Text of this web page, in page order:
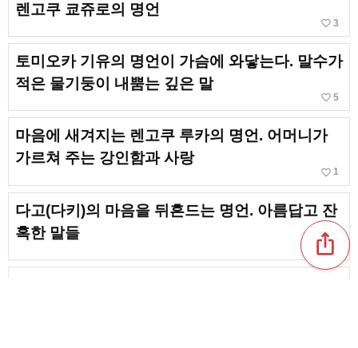
렌고쿠 쿄쥬로의 명언
favorite_border 3
토미오카 기유의 명언이 가슴에 와닿는다. 말수가
적은 물기둥이 내뿜는 깊은 말
favorite_border 5
마음에 새겨지는 렌고쿠 루카의 명언. 어머니가
가르쳐 주는 강인함과 사랑
favorite_border 1
다고(다키)의 마음을 뒤흔드는 명언. 아름답고 잔
혹한 말들
favorite_border
ios_share